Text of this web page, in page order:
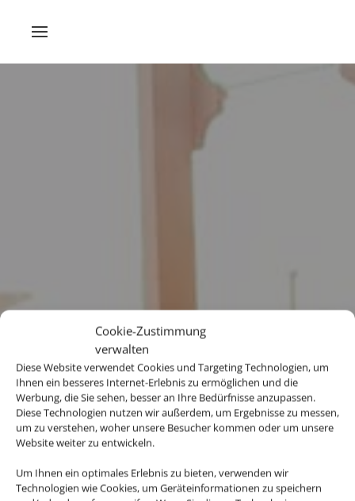
Cookie-Zustimmung
verwalten
Diese Website verwendet Cookies und Targeting Technologien, um
Ihnen ein besseres Internet-Erlebnis zu ermöglichen und die
Werbung, die Sie sehen, besser an Ihre Bedürfnisse anzupassen.
Diese Technologien nutzen wir außerdem, um Ergebnisse zu messen,
um zu verstehen, woher unsere Besucher kommen oder um unsere
Website weiter zu entwickeln.
Um Ihnen ein optimales Erlebnis zu bieten, verwenden wir
Technologien wie Cookies, um Geräteinformationen zu speichern